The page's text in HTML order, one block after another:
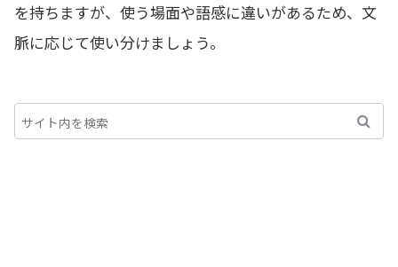
を持ちますが、使う場面や語感に違いがあるため、文
脈に応じて使い分けましょう。